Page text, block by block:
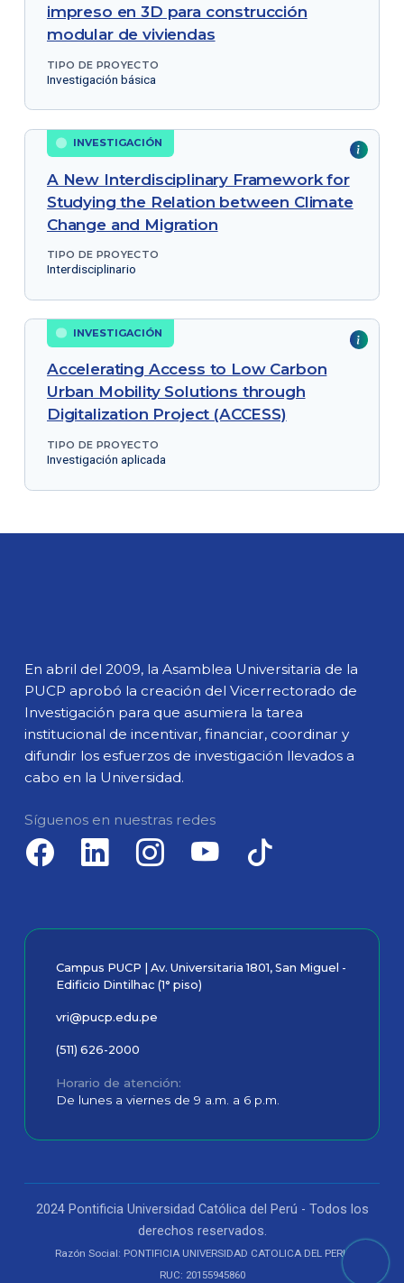
impreso en 3D para construcción
modular de viviendas
TIPO DE PROYECTO
Investigación básica
INVESTIGACIÓN
A New Interdisciplinary Framework for
Studying the Relation between Climate
Change and Migration
TIPO DE PROYECTO
Interdisciplinario
INVESTIGACIÓN
Accelerating Access to Low Carbon
Urban Mobility Solutions through
Digitalization Project (ACCESS)
TIPO DE PROYECTO
Investigación aplicada
En abril del 2009, la Asamblea Universitaria de la
PUCP aprobó la creación del Vicerrectorado de
Investigación para que asumiera la tarea
institucional de incentivar, financiar, coordinar y
difundir los esfuerzos de investigación llevados a
cabo en la Universidad.
Síguenos en nuestras redes
Campus PUCP | Av. Universitaria 1801, San Miguel -
Edificio Dintilhac (1° piso)
vri@pucp.edu.pe
(511) 626-2000
Horario de atención
De lunes a viernes de 9 a.m. a 6 p.m.
2024 Pontificia Universidad Católica del Perú - Todos los
derechos reservados.
Razón Social: PONTIFICIA UNIVERSIDAD CATOLICA DEL PERU
RUC: 20155945860